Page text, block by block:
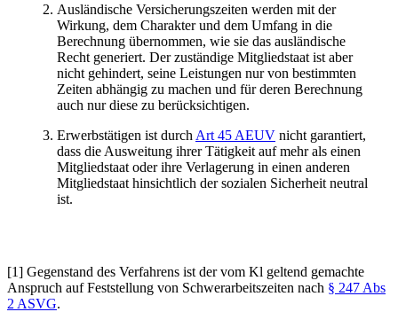
Ausländische Versicherungszeiten werden mit der
Wirkung, dem Charakter und dem Umfang in die
Berechnung übernommen, wie sie das ausländische
Recht generiert. Der zuständige Mitgliedstaat ist aber
nicht gehindert, seine Leistungen nur von bestimmten
Zeiten abhängig zu machen und für deren Berechnung
auch nur diese zu berücksichtigen.
Erwerbstätigen ist durch Art 45 AEUV nicht garantiert,
dass die Ausweitung ihrer Tätigkeit auf mehr als einen
Mitgliedstaat oder ihre Verlagerung in einen anderen
Mitgliedstaat hinsichtlich der sozialen Sicherheit neutral
ist.
[1] Gegenstand des Verfahrens ist der vom Kl geltend gemachte
Anspruch auf Feststellung von Schwerarbeitszeiten nach § 247 Abs
2 ASVG.